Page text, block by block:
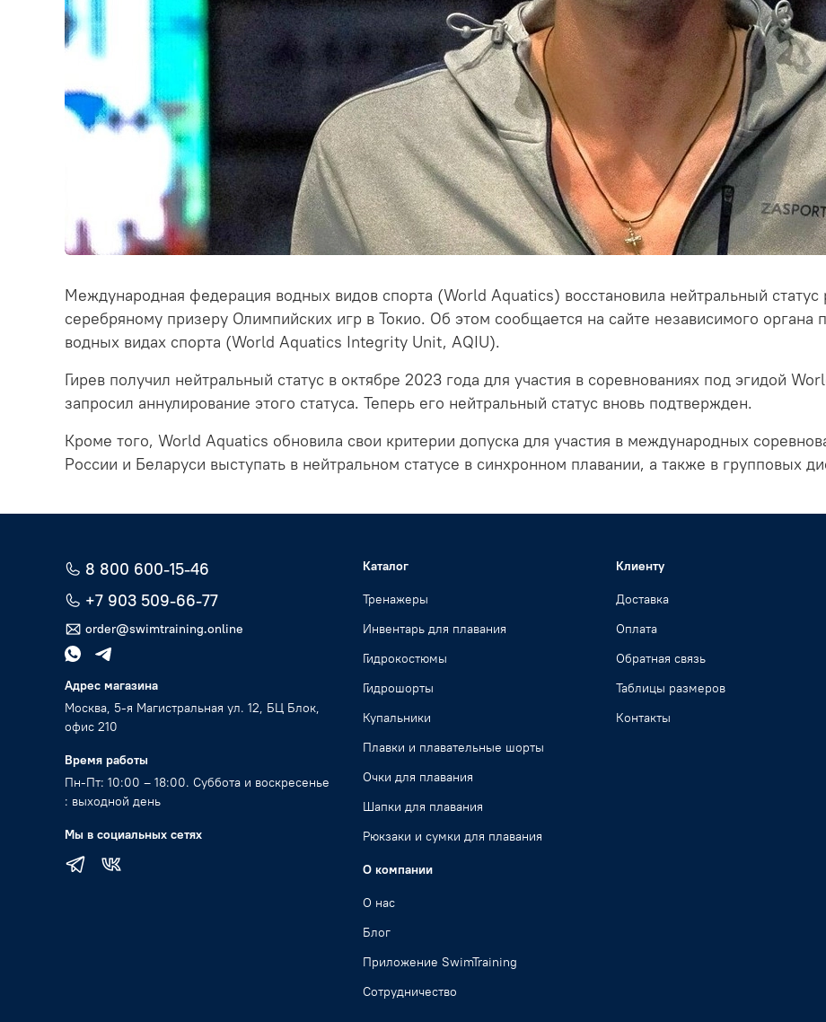
Международная федерация водных видов спорта (World Aquatics) восстановила нейтральный статус
серебряному призеру Олимпийских игр в Токио. Об этом сообщается на сайте независимого органа
водных видах спорта (World Aquatics Integrity Unit, AQIU).
Гирев получил нейтральный статус в октябре 2023 года для участия в соревнованиях под эгидой
запросил аннулирование этого статуса. Теперь его нейтральный статус вновь подтвержден.
Кроме того, World Aquatics обновила свои критерии допуска для участия в международных
России и Беларуси выступать в нейтральном статусе в синхронном плавании, а также в групповых
8 800 600-15-46
+7 903 509-66-77
order@swimtraining.online
Адрес магазина
Москва, 5-я Магистральная ул. 12, БЦ Блок,
офис 210
Время работы
Пн-Пт: 10:00 – 18:00. Суббота и воскресенье
: выходной день
Мы в социальных сетях
Каталог
Тренажеры
Инвентарь для плавания
Гидрокостюмы
Гидрошорты
Купальники
Плавки и плавательные шорты
Очки для плавания
Шапки для плавания
Рюкзаки и сумки для плавания
Клиенту
Доставка
Оплата
Обратная связь
Таблицы размеров
Контакты
О компании
О нас
Блог
Приложение SwimTraining
Сотрудничество